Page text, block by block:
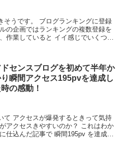
そうです。 ブログランキングに登録
の企画ではランキングの複数登録を
ドセンスブログを初めて半年か
瞬間アクセス195pvを達成し
の感動！
て アクセスが爆発するときって気持